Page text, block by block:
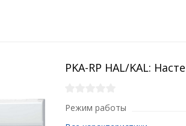
PKA-RP HAL/KAL:
Режим работы